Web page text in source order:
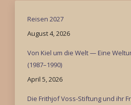
Reisen 2027
August 4, 2026
Von Kiel um die Welt — Eine
(1987–1990)
April 5, 2026
Die Frithjof Voss-Stiftung und ihr